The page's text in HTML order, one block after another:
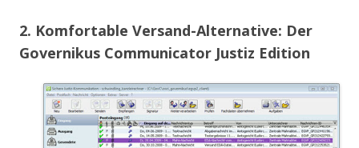
2. Komfortable Versand-Alternative: Der
Governikus Communicator Justiz Edition